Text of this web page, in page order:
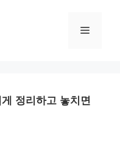
메
정리하고 놓치면